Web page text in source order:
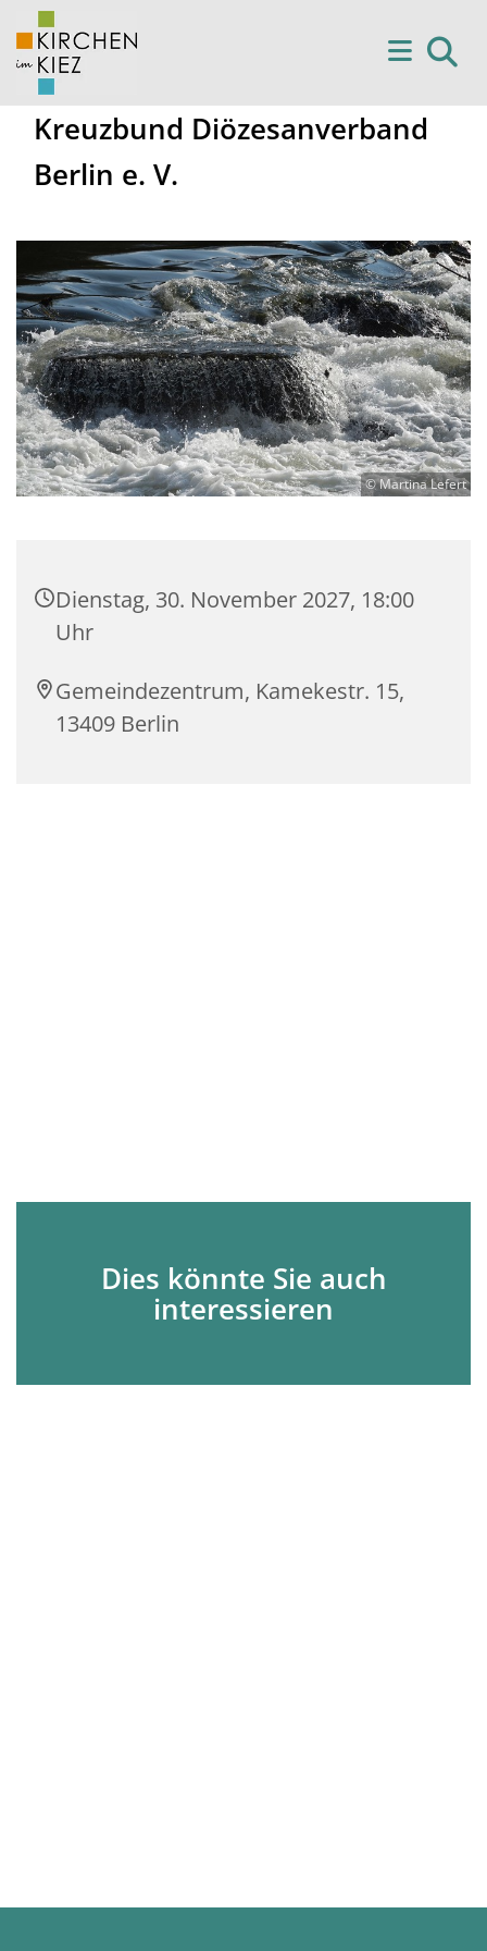
Kreuzbund Diözesanverband
Berlin e. V.
© Martina Lefert
Dienstag, 30. November 2027, 18:00
Uhr
Gemeindezentrum, Kamekestr. 15,
13409 Berlin
Dies könnte Sie auch
interessieren